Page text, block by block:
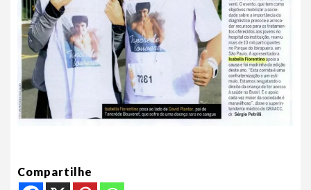
Compartilhe